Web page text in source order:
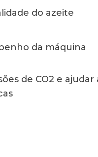
do azeite
da máquina
de CO2 e